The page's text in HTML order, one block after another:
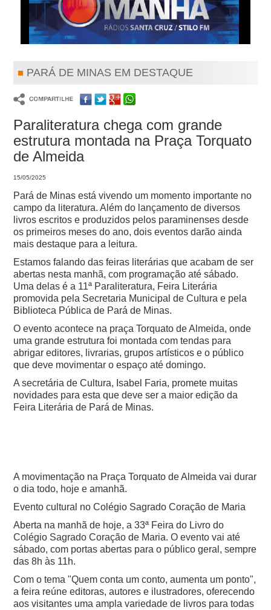
PARÁ DE MINAS EM DESTAQUE
Paraliteratura chega com grande
estrutura montada na Praça Torquato
de Almeida
15/05/2025
Pará de Minas está vivendo um momento importante no
campo da literatura. Além do lançamento de diversos
livros escritos e produzidos pelos paraminenses desde
os primeiros meses do ano, dois eventos darão ainda
mais destaque para a leitura.
Estamos falando das feiras literárias que acabam de ser
abertas nesta manhã, com programação até sábado.
Uma delas é a 11ª Paraliteratura, Feira Literária
promovida pela Secretaria Municipal de Cultura e pela
Biblioteca Pública de Pará de Minas.
O evento acontece na praça Torquato de Almeida, onde
uma grande estrutura foi montada com tendas para
abrigar editores, livrarias, grupos artísticos e o público
que deve movimentar o espaço até domingo.
A secretária de Cultura, Isabel Faria, promete muitas
novidades para esta que deve ser a maior edição da
Feira Literária de Pará de Minas.
A movimentação na Praça Torquato de Almeida vai durar
o dia todo, hoje e amanhã.
Evento cultural no Colégio Sagrado Coração de Maria
Aberta na manhã de hoje, a 33ª Feira do Livro do
Colégio Sagrado Coração de Maria. O evento vai até
sábado, com portas abertas para o público geral, sempre
das 8h às 11h.
Com o tema "Quem conta um conto, aumenta um ponto",
a feira reúne editoras, autores e ilustradores, oferecendo
aos visitantes uma ampla variedade de livros para todas